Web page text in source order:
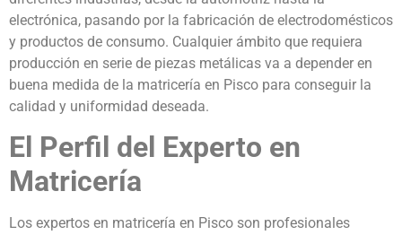
electrónica, pasando por la fabricación de electrodomésticos
y productos de consumo. Cualquier ámbito que requiera
producción en serie de piezas metálicas va a depender en
buena medida de la matricería en Pisco para conseguir la
calidad y uniformidad deseada.
El Perfil del Experto en
Matricería
Los expertos en matricería en Pisco son profesionales